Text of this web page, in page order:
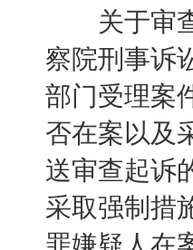
关于审查
察院刑事诉
部门受理案
否在案以及
送审查起诉
采取强制措
罪嫌疑人在